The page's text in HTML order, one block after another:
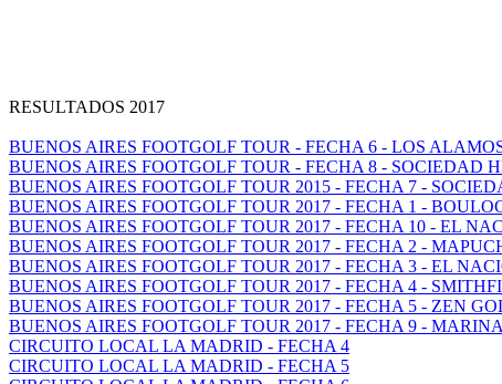
RESULTADOS 2017
BUENOS AIRES FOOTGOLF TOUR - FECHA 6 - LOS
BUENOS AIRES FOOTGOLF TOUR - FECHA 8 - SOCIEDAD
BUENOS AIRES FOOTGOLF TOUR 2015 - FECHA 7 -
BUENOS AIRES FOOTGOLF TOUR 2017 - FECHA 1 -
BUENOS AIRES FOOTGOLF TOUR 2017 - FECHA 10 - EL
BUENOS AIRES FOOTGOLF TOUR 2017 - FECHA 2 -
BUENOS AIRES FOOTGOLF TOUR 2017 - FECHA 3 - EL
BUENOS AIRES FOOTGOLF TOUR 2017 - FECHA 4 -
BUENOS AIRES FOOTGOLF TOUR 2017 - FECHA 5 - ZEN
BUENOS AIRES FOOTGOLF TOUR 2017 - FECHA 9 -
CIRCUITO LOCAL LA MADRID - FECHA 4
CIRCUITO LOCAL LA MADRID - FECHA 5